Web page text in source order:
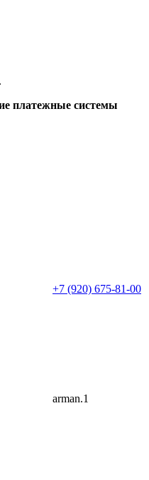
платежные системы
+7 (920) 675-81-00
arman.1